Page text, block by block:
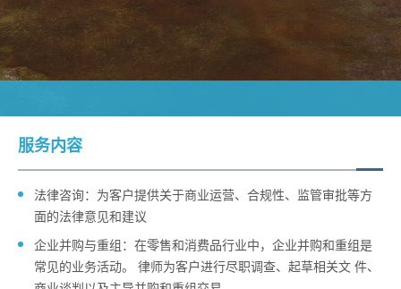
服务内容
法律咨询：为客户提供关于商业运营、合规性、监管审批等方
面的法律意见和建议
企业并购与重组：在零售和消费品行业中，企业并购和重组是
常见的业务活动。 律师为客户进行尽职调查、起草相关文 件、